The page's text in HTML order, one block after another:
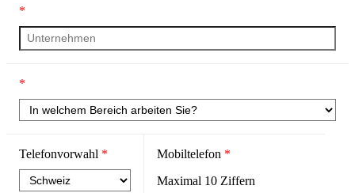
*
*
Telefonvorwahl * Mobiltelefon *
Maximal 10Ziffern